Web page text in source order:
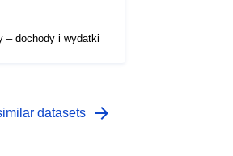
– dochody i wydatki
datasets arrow_forward